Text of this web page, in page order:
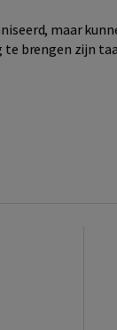
maar
te brengen zijn